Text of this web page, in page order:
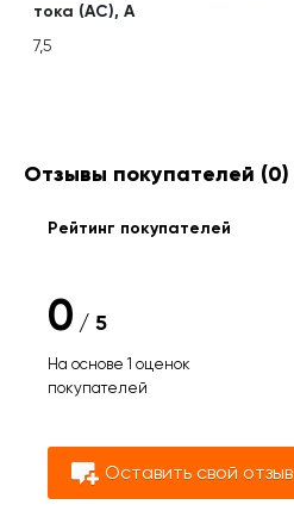
тока (AC), А
7,5
Отзывы покупателей (0)
Рейтинг покупателей
0 / 5
На основе 1 оценок
покупателей
Оставить свой отзыв